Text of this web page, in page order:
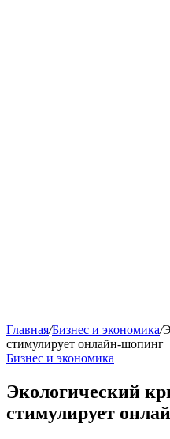
Главная/Бизнес и экономика/
стимулирует онлайн-шопинг
Бизнес и экономика
Экологический
стимулирует